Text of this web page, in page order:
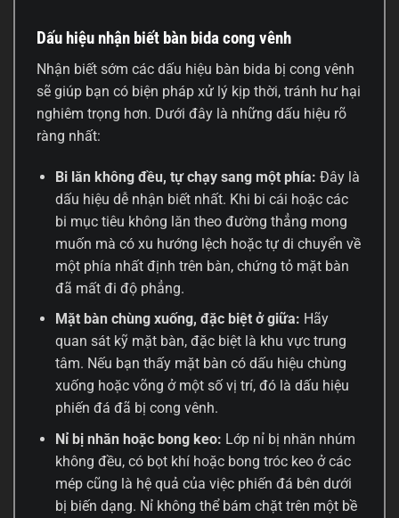
Dấu hiệu nhận biết bàn bida cong vênh
Nhận biết sớm các dấu hiệu bàn bida bị cong vênh
sẽ giúp bạn có biện pháp xử lý kịp thời, tránh hư hại
nghiêm trọng hơn. Dưới đây là những dấu hiệu rõ
ràng nhất:
Bi lăn không đều, tự chạy sang một phía: Đây là
dấu hiệu dễ nhận biết nhất. Khi bi cái hoặc các
bi mục tiêu không lăn theo đường thẳng mong
muốn mà có xu hướng lệch hoặc tự di chuyển về
một phía nhất định trên bàn, chứng tỏ mặt bàn
đã mất đi độ phẳng.
Mặt bàn chùng xuống, đặc biệt ở giữa: Hãy
quan sát kỹ mặt bàn, đặc biệt là khu vực trung
tâm. Nếu bạn thấy mặt bàn có dấu hiệu chùng
xuống hoặc võng ở một số vị trí, đó là dấu hiệu
phiến đá đã bị cong vênh.
Nỉ bị nhăn hoặc bong keo: Lớp nỉ bị nhăn nhúm
không đều, có bọt khí hoặc bong tróc keo ở các
mép cũng là hệ quả của việc phiến đá bên dưới
bị biến dạng. Nỉ không thể bám chặt trên một bề